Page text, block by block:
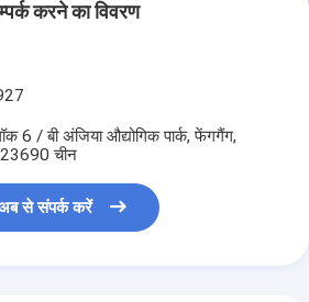
करने का विवरण
6 / बी अंजिया औद्योगिक पार्क, फेंगगैंग,
चीन
से संपर्क करें